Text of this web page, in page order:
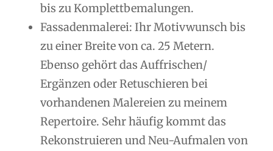
bis zu Komplettbemalungen.
Fassadenmalerei: Ihr Motivwunsch bis
zu einer Breite von ca. 25 Metern.
Ebenso gehört das Auffrischen/
Ergänzen oder Retuschieren bei
vorhandenen Malereien zu meinem
Repertoire. Sehr häufig kommt das
Rekonstruieren und Neu-Aufmalen von